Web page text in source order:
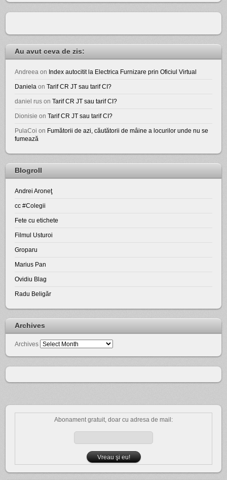
Au avut ceva de zis:
Andreea on Index autocitit la Electrica Furnizare prin Oficiul Virtual
Daniela onTarif CR JT sau tarif CI?
daniel rus onTarif CR JT sau tarif CI?
Dionisie onTarif CR JT sau tarif CI?
PulaCoi on Fumătorii de azi, căutătorii de mâine a locurilor unde nu se
fumează
Blogroll
Andrei Aroneţ
cc #Colegii
Fete cu etichete
Filmul Usturoi
Groparu
Marius Pan
Ovidiu Blag
Radu Beligăr
Archives
Archives
Abonament gratuit, doar cu adresa de mail: